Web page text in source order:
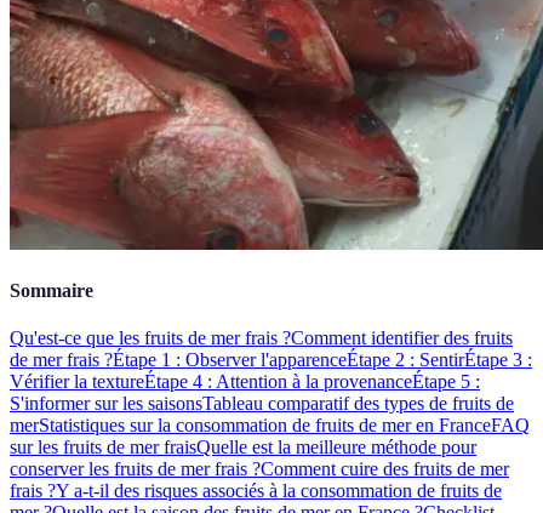
Sommaire
Qu'est-ce que les fruits de mer frais ?Comment identifier des fruits
de mer frais ?Étape 1 : Observer l'apparenceÉtape 2 : SentirÉtape 3 :
Vérifier la textureÉtape 4 : Attention à la provenanceÉtape 5 :
S'informer sur les saisonsTableau comparatif des types de fruits de
merStatistiques sur la consommation de fruits de mer en FranceFAQ
sur les fruits de mer fraisQuelle est la meilleure méthode pour
conserver les fruits de mer frais ?Comment cuire des fruits de mer
frais ?Y a-t-il des risques associés à la consommation de fruits de